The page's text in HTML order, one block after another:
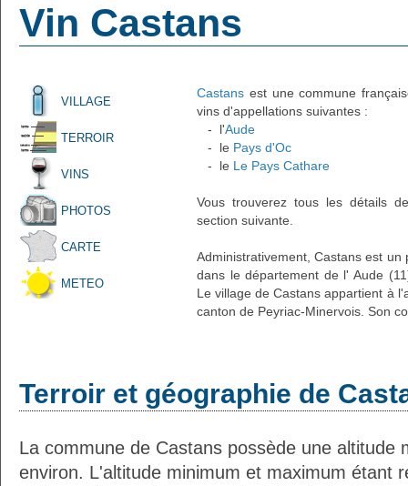
Vin Castans
VILLAGE
TERROIR
VINS
PHOTOS
CARTE
METEO
Castans est une commune
vins d'appellations suivantes :
- l'Aude
- le Pays d'Oc
- le Le Pays Cathare
Vous trouverez tous les détails
section suivante.
Administrativement, Castans est
dans le département de l' Aude
Le village de Castans appartient à
canton de Peyriac-Minervois. Son
Terroir et géographie de
La commune de Castans possède une altitude
environ. L'altitude minimum et maximum étant